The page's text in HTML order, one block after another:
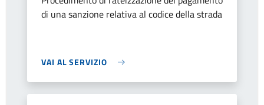
di una sanzione relativa al codice della strada
VAI AL SERVIZIO